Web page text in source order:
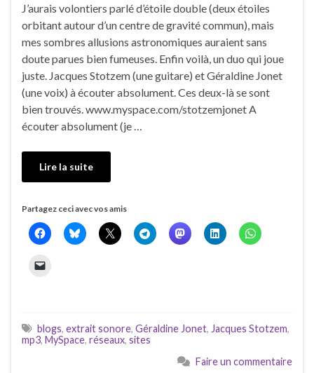
J’aurais volontiers parlé d’étoile double (deux étoiles
orbitant autour d’un centre de gravité commun), mais
mes sombres allusions astronomiques auraient sans
doute parues bien fumeuses. Enfin voilà, un duo qui joue
juste. Jacques Stotzem (une guitare) et Géraldine Jonet
(une voix) à écouter absolument. Ces deux-là se sont
bien trouvés. www.myspace.com/stotzemjonet A
écouter absolument (je …
Lire la suite
Partagez ceci avec vos amis
blogs, extrait sonore, Géraldine Jonet, Jacques Stotzem,
mp3, MySpace, réseaux, sites
Faire un commentaire